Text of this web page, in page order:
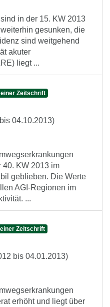
in der 15. KW 2013
gesunken, die
sind weitgehend
akuter
liegt ...
Zeitschrift
04.10.2013)
40. KW 2013 im
geblieben. Die Werte
AGI-Regionen im
...
Zeitschrift
bis 04.01.2013)
erhöht und liegt über